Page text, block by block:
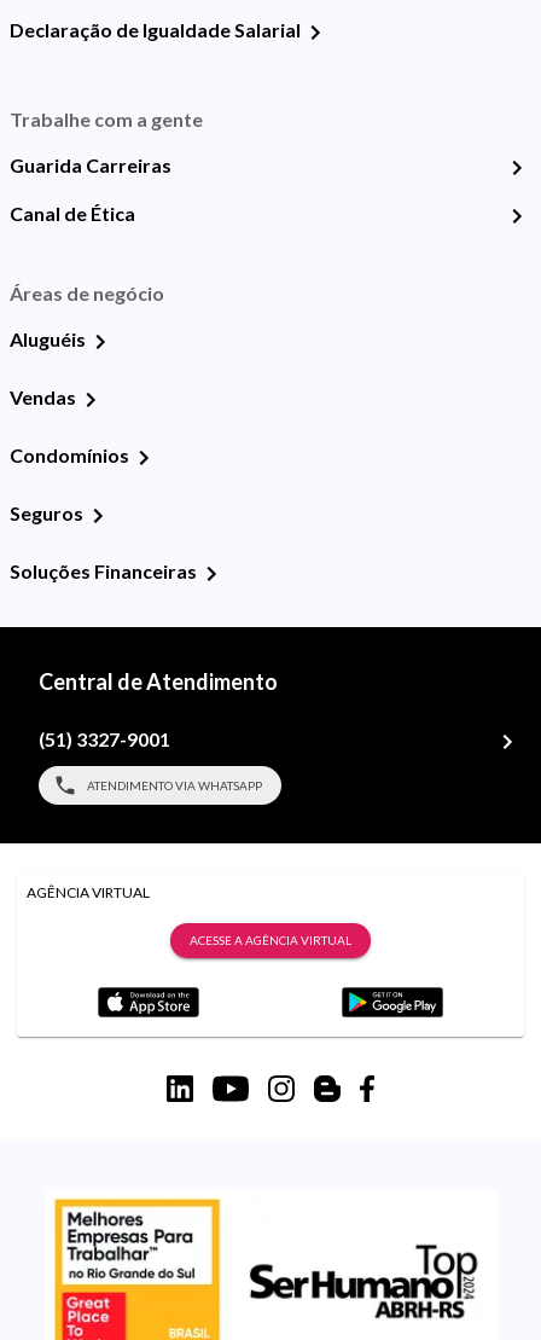
Declaração de Igualdade Salarial
Trabalhe com a gente
Guarida Carreiras
Canal de Ética
Áreas de negócio
Aluguéis
Vendas
Condomínios
Seguros
Soluções Financeiras
Central de Atendimento
(51) 3327-9001
ATENDIMENTO VIA WHATSAPP
AGÊNCIA VIRTUAL
ACESSE A AGÊNCIA VIRTUAL